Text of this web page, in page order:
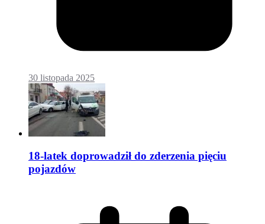
30 listopada 2025
18-latek doprowadził do zderzenia pięciu
pojazdów